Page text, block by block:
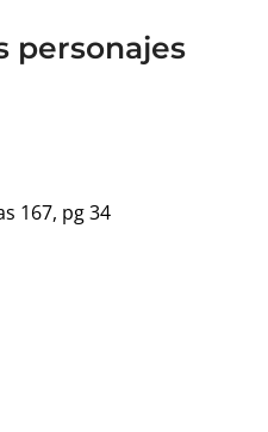
personajes
167, pg 34